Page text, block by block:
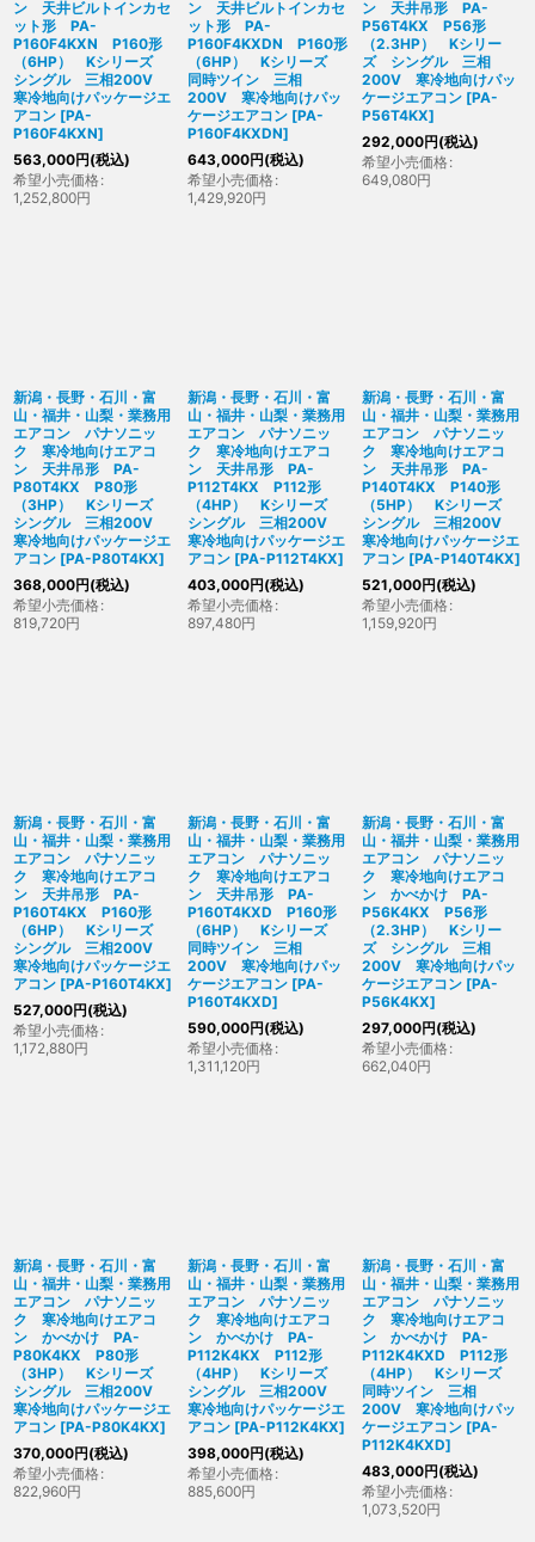
ン 天井ビルトインカセ
ット形 PA-
P160F4KXN P160形
（6HP） Kシリーズ
シングル 三相200V
寒冷地向けパッケージエ
アコン [PA-
P160F4KXN]
563,000円(税込)
希望小売価格 :
1,252,800円
ン 天井ビルトインカセ
ット形 PA-
P160F4KXDN P160形
（6HP） Kシリーズ
同時ツイン 三相
200V 寒冷地向けパッ
ケージエアコン [PA-
P160F4KXDN]
643,000円(税込)
希望小売価格 :
1,429,920円
ン 天井吊形 PA-
P56T4KX P56形
（2.3HP） Kシリー
ズ シングル 三相
200V 寒冷地向けパッ
ケージエアコン [PA-
P56T4KX]
292,000円(税込)
希望小売価格 :
649,080円
新潟・長野・石川・富
山・福井・山梨・業務用
エアコン パナソニッ
ク 寒冷地向けエアコ
ン 天井吊形 PA-
P80T4KX P80形
（3HP） Kシリーズ
シングル 三相200V
寒冷地向けパッケージエ
アコン [PA-P80T4KX]
368,000円(税込)
希望小売価格 :
819,720円
新潟・長野・石川・富
山・福井・山梨・業務用
エアコン パナソニッ
ク 寒冷地向けエアコ
ン 天井吊形 PA-
P112T4KX P112形
（4HP） Kシリーズ
シングル 三相200V
寒冷地向けパッケージエ
アコン [PA-P112T4KX]
403,000円(税込)
希望小売価格 :
897,480円
新潟・長野・石川・富
山・福井・山梨・業務用
エアコン パナソニッ
ク 寒冷地向けエアコ
ン 天井吊形 PA-
P140T4KX P140形
（5HP） Kシリーズ
シングル 三相200V
寒冷地向けパッケージエ
アコン [PA-P140T4KX]
521,000円(税込)
希望小売価格 :
1,159,920円
新潟・長野・石川・富
山・福井・山梨・業務用
エアコン パナソニッ
ク 寒冷地向けエアコ
ン 天井吊形 PA-
P160T4KX P160形
（6HP） Kシリーズ
シングル 三相200V
寒冷地向けパッケージエ
アコン [PA-P160T4KX]
527,000円(税込)
希望小売価格 :
1,172,880円
新潟・長野・石川・富
山・福井・山梨・業務用
エアコン パナソニッ
ク 寒冷地向けエアコ
ン 天井吊形 PA-
P160T4KXD P160形
（6HP） Kシリーズ
同時ツイン 三相
200V 寒冷地向けパッ
ケージエアコン [PA-
P160T4KXD]
590,000円(税込)
希望小売価格 :
1,311,120円
新潟・長野・石川・富
山・福井・山梨・業務用
エアコン パナソニッ
ク 寒冷地向けエアコ
ン かべかけ PA-
P56K4KX P56形
（2.3HP） Kシリー
ズ シングル 三相
200V 寒冷地向けパッ
ケージエアコン [PA-
P56K4KX]
297,000円(税込)
希望小売価格 :
662,040円
新潟・長野・石川・富
山・福井・山梨・業務用
エアコン パナソニッ
ク 寒冷地向けエアコ
ン かべかけ PA-
P80K4KX P80形
（3HP） Kシリーズ
シングル 三相200V
寒冷地向けパッケージエ
アコン [PA-P80K4KX]
370,000円(税込)
希望小売価格 :
822,960円
新潟・長野・石川・富
山・福井・山梨・業務用
エアコン パナソニッ
ク 寒冷地向けエアコ
ン かべかけ PA-
P112K4KX P112形
（4HP） Kシリーズ
シングル 三相200V
寒冷地向けパッケージエ
アコン [PA-P112K4KX]
398,000円(税込)
希望小売価格 :
885,600円
新潟・長野・石川・富
山・福井・山梨・業務用
エアコン パナソニッ
ク 寒冷地向けエアコ
ン かべかけ PA-
P112K4KXD P112形
（4HP） Kシリーズ
同時ツイン 三相
200V 寒冷地向けパッ
ケージエアコン [PA-
P112K4KXD]
483,000円(税込)
希望小売価格 :
1,073,520円